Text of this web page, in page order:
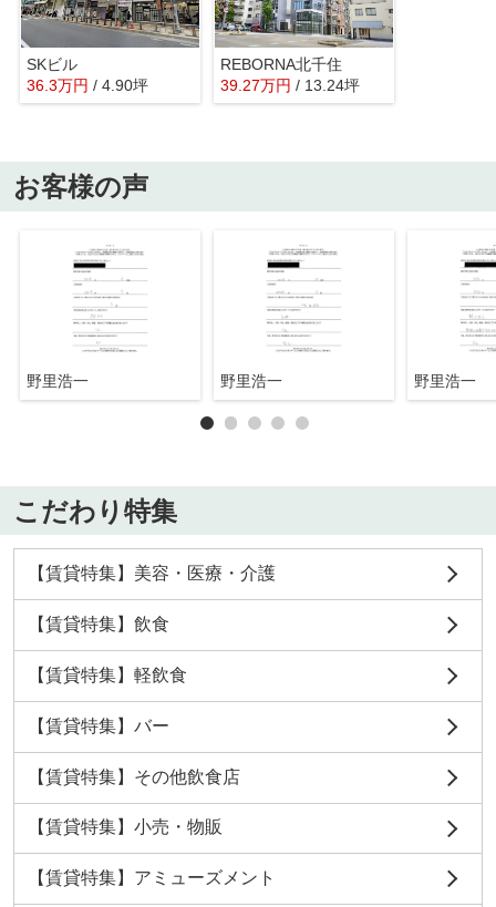
SKビル
36.3万円 / 4.90坪
REBORNA北千住
39.27万円 / 13.24坪
お客様の声
野里浩一 野里浩一 野里浩一
こだわり特集
【賃貸特集】美容・医療・介護
【賃貸特集】飲食
【賃貸特集】軽飲食
【賃貸特集】バー
【賃貸特集】その他飲食店
【賃貸特集】小売・物販
【賃貸特集】アミューズメント